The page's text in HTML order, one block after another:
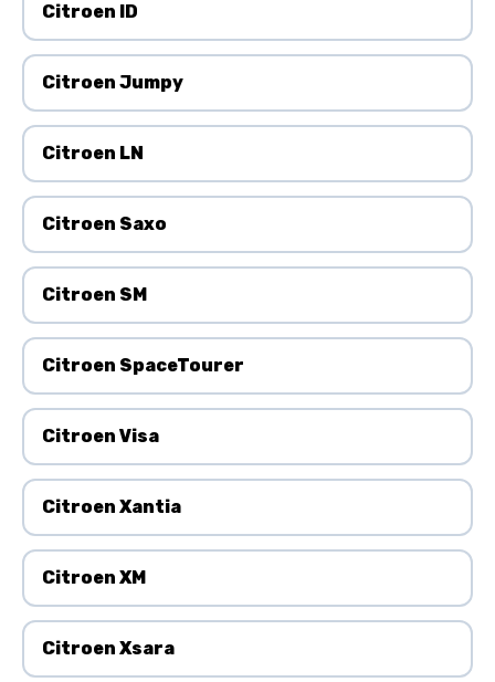
Citroen ID
Citroen Jumpy
Citroen LN
Citroen Saxo
Citroen SM
Citroen SpaceTourer
Citroen Visa
Citroen Xantia
Citroen XM
Citroen Xsara